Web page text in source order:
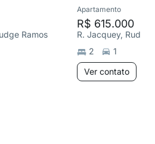
Ramos
Apartamento
R$ 615.000
R. Jacquey, Rudge
2
1
Ver contato